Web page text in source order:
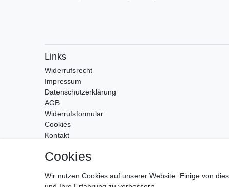
Links
Widerrufs­recht
Impressum
Daten­schutz­erklärung
AGB
Widerrufsformular
Cookies
Kontakt
Cookies
Wir nutzen Cookies auf unserer Website. Einige von